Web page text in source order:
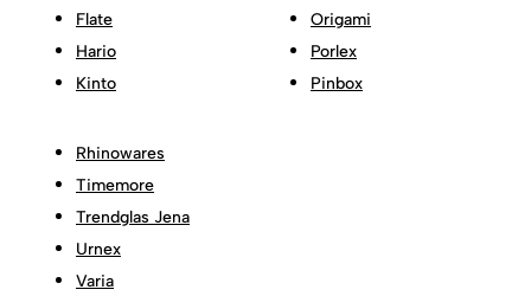
Flate
Hario
Kinto
Origami
Porlex
Pinbox
Rhinowares
Timemore
Trendglas Jena
Urnex
Varia